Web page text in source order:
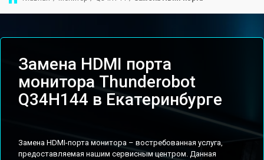
Замена HDMI порта
монитора Thunderobot
Q34H144 в Екатеринбурге
Замена HDMI-порта монитора – востребованная услуга,
предоставляемая нашим сервисным центром. Данная